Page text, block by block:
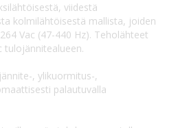
viidestä
kolmilähtöisestä mallista, joiden
Vac (47-440 Hz). Teholähteet
tulojännitealueen.
, ylikuormitus-,
palautuvalla